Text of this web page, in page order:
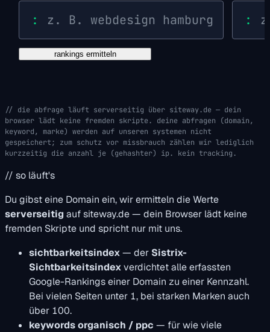
: :
rankings ermitteln
die abfrage läuft serverseitig über siteway.de — dein
browser lädt keine fremden skripte. deine abfragen (domain,
keyword, marke) werden auf unseren systemen nicht
gespeichert; zum schutz vor missbrauch zählen wir lediglich
kurzzeitig die anzahl je (gehashter) ip. kein tracking.
// so läuft's
Du gibst eine Domain ein, wir ermitteln die Werte
serverseitig auf siteway.de — dein Browser lädt keine
fremden Skripte und spricht nur mit uns.
sichtbarkeitsindex— der Sistrix-
Sichtbarkeitsindexverdichtet alle erfassten
Google-Rankings einer Domain zu einer Kennzahl.
Bei vielen Seiten unter 1, bei starken Marken auch
über 100.
keywords organisch / ppc — für wie viele